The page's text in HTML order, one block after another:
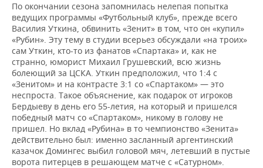
По окончании сезона запомнилась нелепая попытка
ведущих программы «Футбольный клуб», прежде всего
Василия Уткина, обвинить «Зенит» в том, что он «купил»
«Рубин». Эту тему в студии всерьез обсуждали «на троих»
сам Уткин, кто-то из фанатов «Спартака» и, как не
странно, юморист Михаил Грушевский, всю жизнь
болеющий за ЦСКА. Уткин предположил, что 1:4 с
«Зенитом» и на контрасте 3:1 со «Спартаком» — это
неспроста. Такое объяснение, как подарок от игроков
Бердыеву в день его 55-летия, на который и пришелся
победный матч со «Спартаком», никому в голову не
пришел. Но вклад «Рубина» в то чемпионство «Зенита»
действительно был: именно засланный аргентинский
казачок Домингес выбил головой мяч, летевший в пустые
ворота питерцев в решающем матче с «Сатурном».